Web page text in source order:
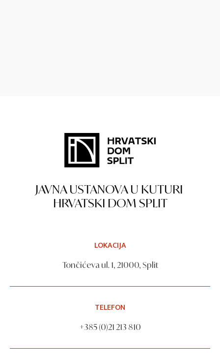
JAVNA USTANOVA U KUTURI
HRVATSKI DOM SPLIT
LOKACIJA
Tončićeva ul. 1, 21000, Split
TELEFON
+385 (0)21 213 810